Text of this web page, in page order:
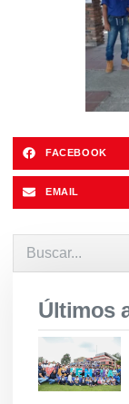
FACEBOOK
EMAIL
Últimos